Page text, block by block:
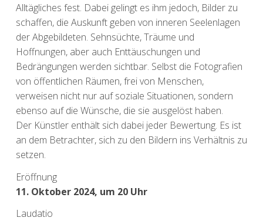
Alltägliches fest. Dabei gelingt es ihm jedoch, Bilder zu
schaffen, die Auskunft geben von inneren Seelenlagen
der Abgebildeten. Sehnsüchte, Träume und
Hoffnungen, aber auch Enttäuschungen und
Bedrängungen werden sichtbar. Selbst die Fotografien
von öffentlichen Räumen, frei von Menschen,
verweisen nicht nur auf soziale Situationen, sondern
ebenso auf die Wünsche, die sie ausgelöst haben.
Der Künstler enthält sich dabei jeder Bewertung. Es ist
an dem Betrachter, sich zu den Bildern ins Verhältnis zu
setzen.
Eröffnung
11. Oktober 2024, um 20 Uhr
Laudatio